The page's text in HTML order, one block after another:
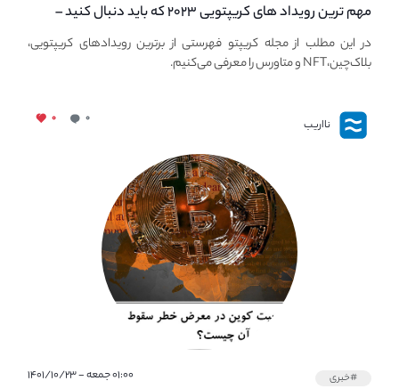
مهم ترین رویداد های کریپتویی ۲۰۲۳ که باید دنبال کنید –
معرفی بهترین رویداد های جهانی
در این مطلب از مجله کریپتو فهرستی از برترین رویدادهای کریپتویی،
بلاک‌چین،NFT و متاورس را معرفی می‌کنیم.
نااریب ۰ ۰
#خبری ۰۱:۰۰ جمعه - ۱۴۰۱/۱۰/۲۳